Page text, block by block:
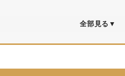
全部見る▼